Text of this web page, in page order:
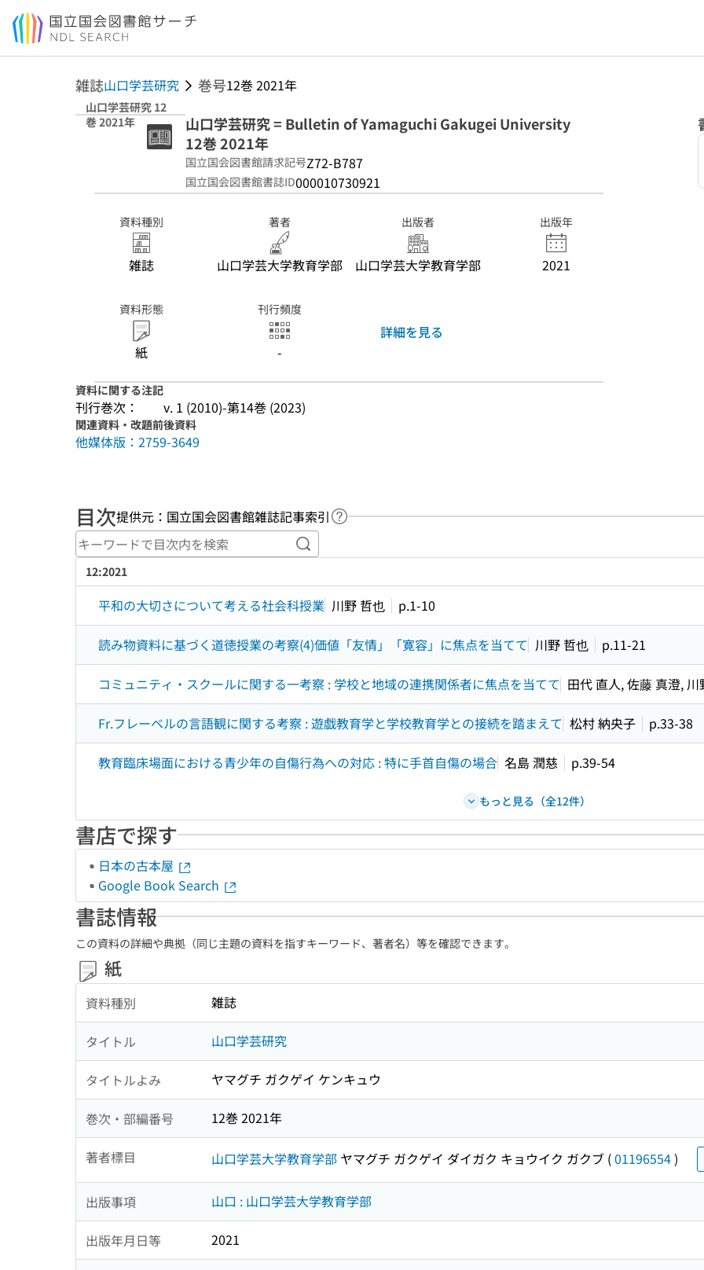
本文へ移動
雑誌山口学芸研究 巻号12巻 2021年
山口学芸研究 12
巻 2021年
山口学芸研究 = Bulletin of Yamaguchi Gakugei University
12巻 2021年
国立国会図書館請求記号Z72-B787
国立国会図書館書誌ID000010730921
資料種別
雑誌
著者
山口学芸大学教育学部
出版者
山口学芸大学教育学部
出版年
2021
資料形態
紙
刊行頻度
-
詳細を見る
資料に関する注記
刊行巻次： v. 1 (2010)-第14巻 (2023)
関連資料・改題前後資料
他媒体版：2759-3649
目次提供元：国立国会図書館雑誌記事索引 ヘルプページへのリンク
キーワードで目次内を検索
12:2021
平和の大切さについて考える社会科授業 川野 哲也 p.1-10
読み物資料に基づく道徳授業の考察(4)価値「友情」「寛容」に焦点を当てて 川野 哲也 p.11-21
コミュニティ・スクールに関する一考察 : 学校と地域の連携関係者に焦点を当てて 田代 直人, 佐藤 真澄,
Fr.フレーベルの言語観に関する考察 : 遊戯教育学と学校教育学との接続を踏まえて 松村 納央子 p.33-38
教育臨床場面における青少年の自傷行為への対応 : 特に手首自傷の場合 名島 潤慈 p.39-54
もっと見る（全12件）
書店で探す
日本の古本屋
Google Book Search
書誌情報
この資料の詳細や典拠（同じ主題の資料を指すキーワード、著者名）等を確認できます。
紙
資料種別 雑誌
タイトル 山口学芸研究
タイトルよみ ヤマグチ ガクゲイ ケンキュウ
巻次・部編番号 12巻 2021年
著者標目 山口学芸大学教育学部 ヤマグチ ガクゲイ ダイガク キョウイク ガクブ (01196554)
出版事項 山口 : 山口学芸大学教育学部
出版年月日等 2021